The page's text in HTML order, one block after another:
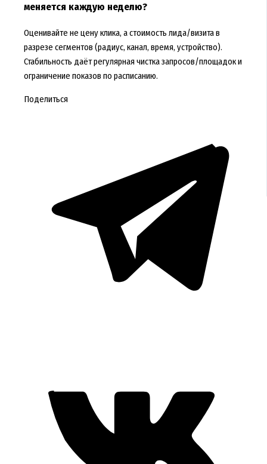
меняется каждую неделю?
Оценивайте не цену клика, а стоимость лида/визита в
разрезе сегментов (радиус, канал, время, устройство).
Стабильность даёт регулярная чистка запросов/площадок и
ограничение показов по расписанию.
Поделиться